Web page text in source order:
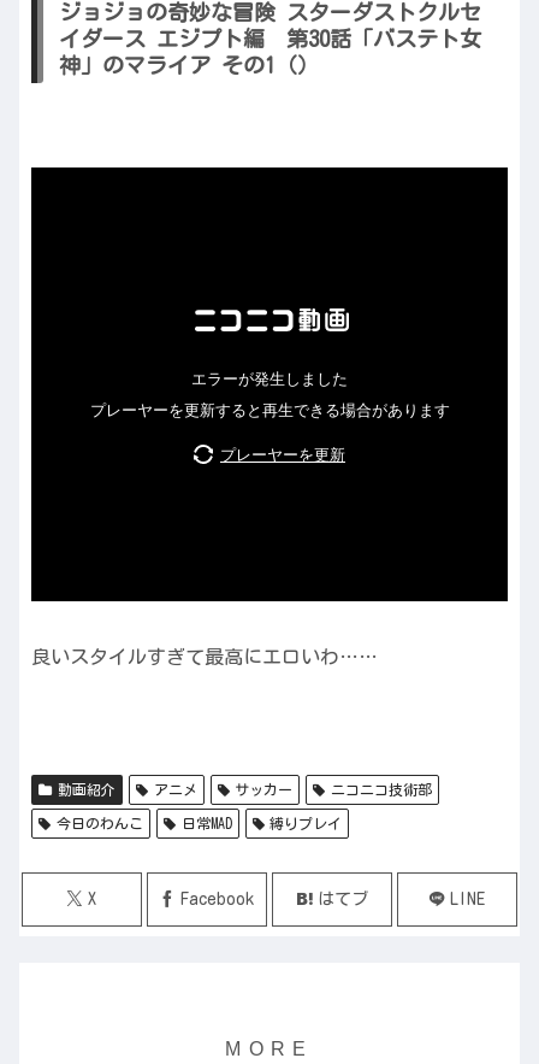
ジョジョの奇妙な冒険 スターダストクルセ
イダース エジプト編 第30話「バステト女
神」のマライア その1（）
良いスタイルすぎて最高にエロいわ……
動画紹介 アニメ サッカー ニコニコ技術部
今日のわんこ 日常MAD 縛りプレイ
X Facebook はてブ LINE